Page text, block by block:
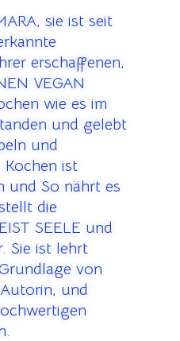
sie ist seit
erschaffenen,
VEGAN
wie es im
und gelebt
und
ist
und So nährt es
die
SEELE und
Sie ist lehrt
von
und